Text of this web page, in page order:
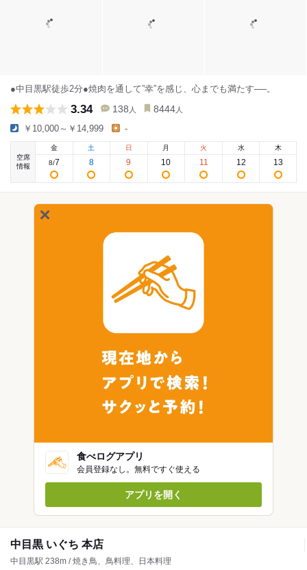
●中目黒駅徒歩2分●焼肉を通して”幸”を感じ、心までも満たす──。
3.34 138 人 8444 人
￥10,000～￥14,999 -
空席
情報
金
8/7
土
8
日
9
月
10
火
11
水
12
木
13
食べログアプリ
会員登録なし。無料ですぐ使える
アプリを開く
中目黒 いぐち 本店
中目黒駅 238m / 焼き鳥、鳥料理、日本料理